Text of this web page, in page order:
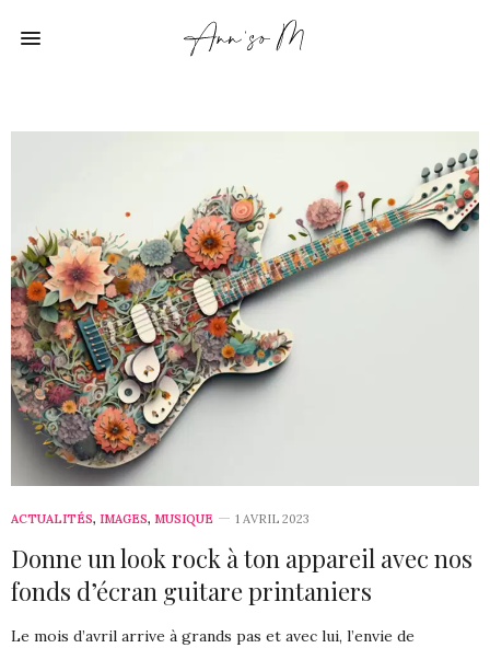
ACTUALITÉS, IMAGES, MUSIQUE 1 AVRIL 2023
Donne un look rock à ton appareil avec nos
fonds d’écran guitare printaniers
Le mois d’avril arrive à grands pas et avec lui, l’envie de